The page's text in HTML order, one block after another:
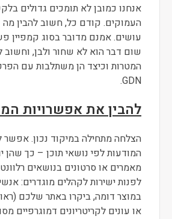
אנחנו כמובן לא תומכים גדולים
העמוקים. קודם כל, חשוב להבין מה
עושים. אמנם מדובר בסוג קמפיין
שום דבר הוא לא שחור ולבן, וחשוב
המטרות וכיצד הן משתלבות עם
GDN.
להבין את אפשרויות
הצלחה מתחילה במיקוד נכון.
המודעות לפי נושאי תוכן – כך שהן
מאמרים או סרטונים בנושאים
לפנות ישירות לקהלים מוגדרים:
במוצר דומה, ביקרו באתר שלכם
או עונים לקריטריונים דמוגרפיים